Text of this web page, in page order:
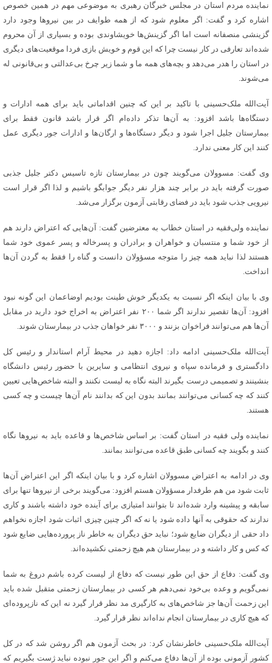
نماینده مردم استان در مجلس خبرگان رهبری به موضوعی مهم در همین خصوص
اشاره کرد و گفت: اگر معلوم شود که از همه طوایف در بین نیروها وجود دارد
گزینشی منصفانه است اما اگر گزینش‌ها خویشاوندی بوده و بسیاری از آن محروم
شده‌اند تعارفی در کار نیست چرا که این قوم و خویش‌ بازی فردا موقعیت‌های دیگری
در استان را هدر می‌دهد و بچه‌های همه ما و شما زیر چرخ بی‌عدالتی و بی‌قانونی له
می‌شوند.
آیت‌الله ملک‌حسینی با تاکید بر این که چنین اقداماتی باید برای همه ادارات و
دستگاه‌ها باشد افزود: به آن‌ها تذکر داده‌ام اگر قرار باشد قانون فقط برای
بیمارستان جلیل اجرا شود و دیگر دستگاه‌ها و ارگان‌ها و ادارات جور دیگری عمل
کنند این کار معنی ندارد.
وی گفت: مسوولان می‌گویند چون در بیمارستان تازه تاسیس دکتر جلیل جذبی
صورت گرفته باید در برابر چند هزار نفر دیگر جوابگو باشیم و لذا اگر قرار است
نیرویی جذب شود باید در فضای رقابتی آزمون برگزار می‌شد.
نماینده ولی‌فقیه در استان خطاب به معترضین گفت: آن‌هایی که اعتراض دارند هم
از خود شما و منتسبان و خواهران و برادران و پسرخاله و پسر عموی خود شما
هستند لذا نباید همه چیز را متوجه مسؤولان دانست و گناه را فقط به گردن آن‌ها
انداخت.
وی با بیان اینکه اگر نسبت به یکدیگر خوش طینت بودیم اوضاعمان این گونه نبود
افزود: آن‌ها تقصیر ندارند اگر شما ۲۰۰ نفر اعتراض به اخراج خود دارید در مقابل
آن‌ها هم می‌توانند فراخوان بزنند و ۳۰۰۰ نفر خواهان جذب در بیمارستان شوند.
آیت‌الله ملک‌حسینی ادامه داد: اجازه دهید در محیط آرام استاندار و رئیس کل
دادگستری و فرمانده سپاه و نیروی انتظامی و سایرین با حضور رئیس دانشگاه
بنشینند و تصمیمی درست بگیرند البته نگاه به لیست نکنند و البته شاخص‌هایی تعیین
کنند که چه کسانی می‌توانند بمانند بدون این که بدانند نام آن‌ها چیست و چه کسی
هستند.
نماینده ولی فقیه در استان گفت: بر اساس شاخص‌ها و قاعده باید به نیروها نگاه
کنند و بگویند چه کسانی طبق قاعده می‌توانند بمانند.
وی در ادامه به اعتراض مسوولان اشاره کرد و با بیان اینکه اگر این اعتراض آن‌ها
ثابت شود من هم طرفدار مسؤولان هستم افزود: می‌گویند برخی از نیروها تنها برای
سابقه و پیشینه وارد شده‌اند تا بتوانند امتیازی برای آینده خود داشته باشند و کاری
ندارند که حقوقی به آنها داده شود یا نه که اگر چنین چیزی اثبات شود اجازه نخواهم
داد حقی از دیگران ضایع شود؛ نباید حق دیگران به خاطر ناز پرورده‌هایی ضایع شود
که کس و کار داشته و در بیمارستان هم هیچ زحمتی نکشیده‌اند.
وی گفت: دفاع از حق این طور نیست که دفاع از لیست کرده باشم دروغ به شما
نمی‌گویم و وعده بی‌خود نمی‌دهم هر کسی در بیمارستان زحمتی متقبل شده باید
این زحمت آن‌ها جز شاخص‌های به کارگیری مد نظر قرار گیرد نه این که نازپروده‌ای
که هیچ کاری در بیمارستان انجام نداه‌‌اند نظر قرار گیرد.
آیت‌الله ملک‌حسینی خاطرنشان کرد: در بحث آزمون هم اگر روشن شد که در کل
کشور آزمونی بوده از آن‌ها دفاع می‌کنم و اگر این جور نبوده نباید ژست بگیریم که